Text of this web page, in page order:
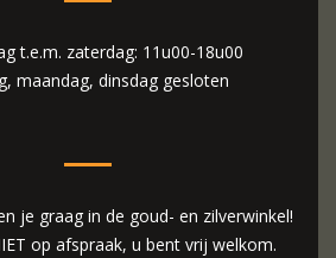
t.e.m. zaterdag: 11u00-18u00
maandag, dinsdag gesloten
je graag in de goud- en zilverwinkel!
op afspraak, u bent vrij welkom.